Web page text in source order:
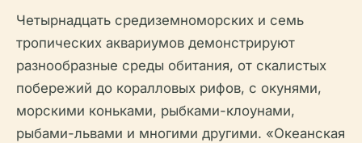
Четырнадцать средиземноморских и семь
тропических аквариумов демонстрируют
разнообразные среды обитания, от скалистых
побережий до коралловых рифов, с окунями,
морскими коньками, рыбками-клоунами,
рыбами-львами и многими другими. «Океанская